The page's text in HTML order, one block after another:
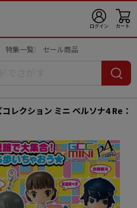
ログイン カート
特集一覧 セール商品
レクション ミニ ペルソナ4 Re：